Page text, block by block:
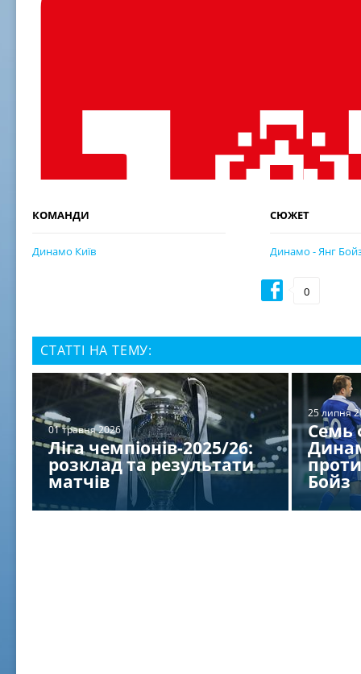
КОМАНДИ
Динамо Київ
СЮЖЕТ
Динамо - Янг
0
СТАТТІ НА ТЕМУ:
01 травня 2026
Ліга чемпіонів-2025/26:
розклад та результати
матчів
25 липня
Семь
Бойз